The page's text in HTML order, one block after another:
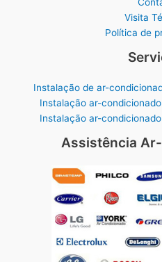
Visita
Política de
Instalação de ar-
Instalação ar-
Instalação ar-
Assistência